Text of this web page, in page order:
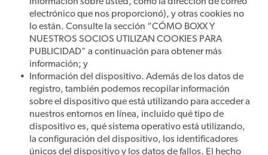
electrónico que nos proporcionó), y otras cookies no
lo están. Consulte la sección “CÓMO BOXX Y
NUESTROS SOCIOS UTILIZAN COOKIES PARA
PUBLICIDAD” a continuación para obtener más
información; y
Información del dispositivo. Además de los datos de
registro, también podemos recopilar información
sobre el dispositivo que está utilizando para acceder a
nuestros entornos en línea, incluido qué tipo de
dispositivo es, qué sistema operativo está utilizando,
la configuración del dispositivo, los identificadores
únicos del dispositivo y los datos de fallos. El hecho